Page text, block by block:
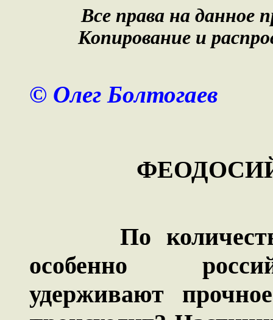
Все права на данное
Копирование и
© Олег Болтогаев
По количеству
особенно
удерживают